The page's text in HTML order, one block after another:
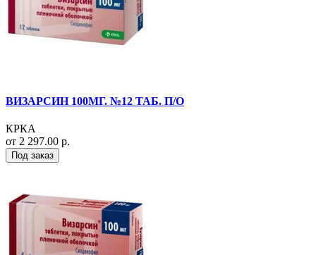
ВИЗАРСИН 100МГ. №12 ТАБ. П/О
КРКА
от 2 297.00 р.
Под заказ